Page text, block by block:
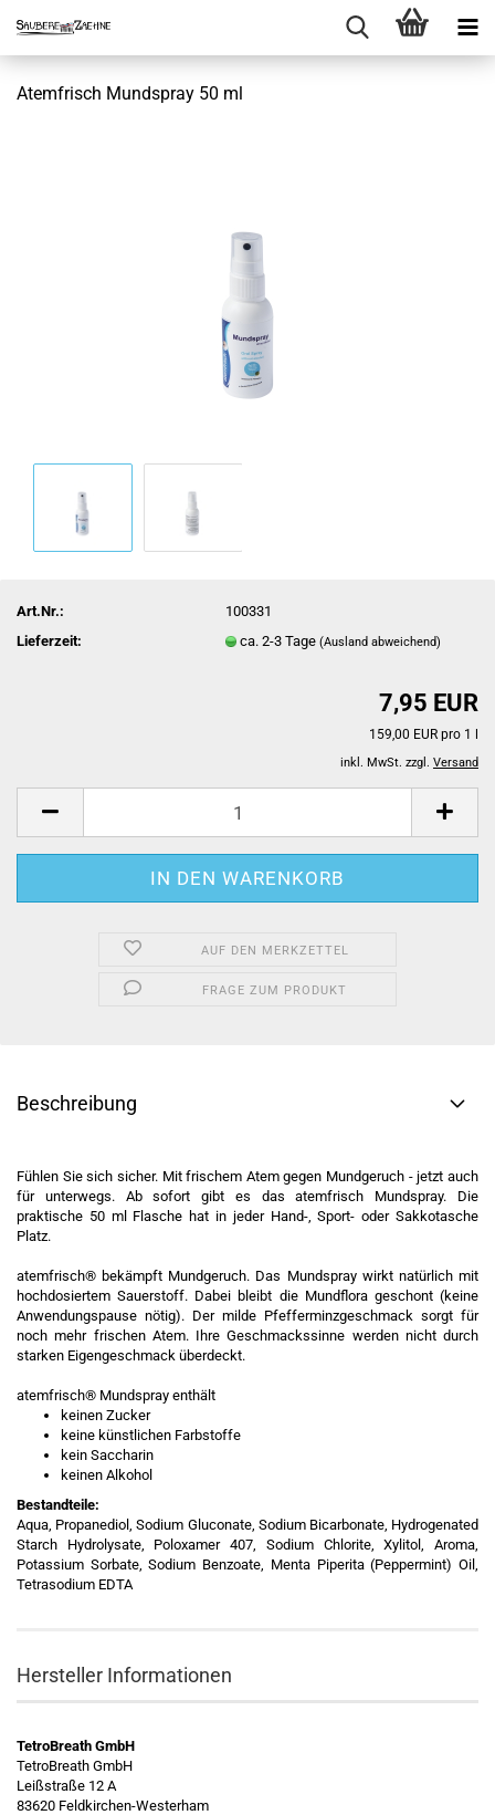
Atemfrisch Mundspray 50 ml
Art.Nr.:
100331
Lieferzeit:
ca. 2-3 Tage(Ausland abweichend)
7,95 EUR
159,00 EUR pro 1 l
inkl. MwSt. zzgl. Versand
AUF DEN MERKZETTEL
FRAGE ZUM PRODUKT
Beschreibung
Fühlen Sie sich sicher. Mit frischem Atem gegen Mundgeruch - jetzt auch
für unterwegs. Ab sofort gibt es das atemfrisch Mundspray. Die
praktische 50 ml Flasche hat in jeder Hand-, Sport- oder Sakkotasche
Platz.
atemfrisch® bekämpft Mundgeruch. Das Mundspray wirkt natürlich mit
hochdosiertem Sauerstoff. Dabei bleibt die Mundflora geschont (keine
Anwendungspause nötig). Der milde Pfefferminzgeschmack sorgt für
noch mehr frischen Atem. Ihre Geschmackssinne werden nicht durch
starken Eigengeschmack überdeckt.
atemfrisch® Mundspray enthält
keinen Zucker
keine künstlichen Farbstoffe
kein Saccharin
keinen Alkohol
Bestandteile:
Aqua, Propanediol, Sodium Gluconate, Sodium Bicarbonate, Hydrogenated
Starch Hydrolysate, Poloxamer 407, Sodium Chlorite, Xylitol, Aroma,
Potassium Sorbate, Sodium Benzoate, Menta Piperita (Peppermint) Oil,
Tetrasodium EDTA
Hersteller Informationen
TetroBreath GmbH
TetroBreath GmbH
Leißstraße 12 A
83620 Feldkirchen-Westerham